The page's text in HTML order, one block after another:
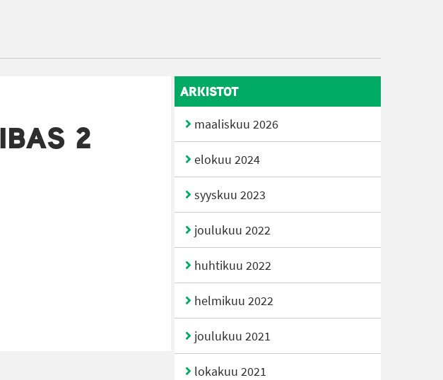
2
ARKISTOT
maaliskuu 2026
elokuu 2024
syyskuu 2023
joulukuu 2022
huhtikuu 2022
helmikuu 2022
joulukuu 2021
lokakuu 2021